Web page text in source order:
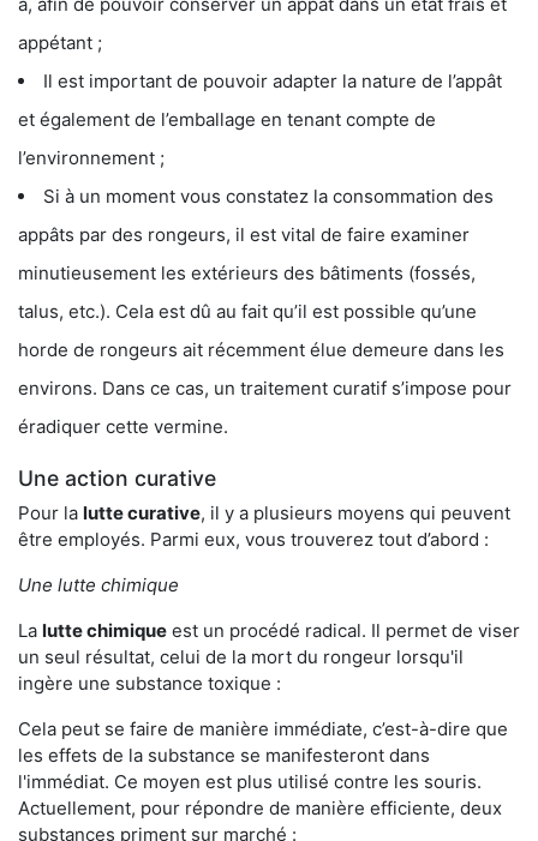
appétant ;
Il est important de pouvoir adapter la nature de l’appât
et également de l’emballage en tenant compte de
l’environnement ;
Si à un moment vous constatez la consommation des
appâts par des rongeurs, il est vital de faire examiner
minutieusement les extérieurs des bâtiments (fossés,
talus, etc.). Cela est dû au fait qu’il est possible qu’une
horde de rongeurs ait récemment élue demeure dans les
environs. Dans ce cas, un traitement curatif s’impose pour
éradiquer cette vermine.
Une action curative
Pour la lutte curative, il y a plusieurs moyens qui peuvent
être employés. Parmi eux, vous trouverez tout d’abord :
Une lutte chimique
La lutte chimique est un procédé radical. Il permet de viser
un seul résultat, celui de la mort du rongeur lorsqu'il
ingère une substance toxique :
Cela peut se faire de manière immédiate, c’est-à-dire que
les effets de la substance se manifesteront dans
l'immédiat. Ce moyen est plus utilisé contre les souris.
Actuellement, pour répondre de manière efficiente, deux
substances priment sur marché :